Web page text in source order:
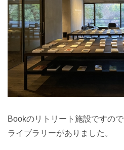
Bookのリトリート施設ですので
ライブラリーがありました。